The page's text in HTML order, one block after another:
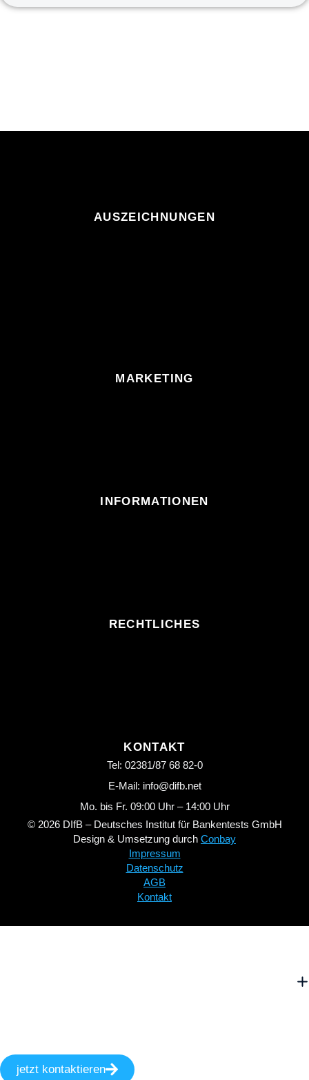
AUSZEICHNUNGEN
MARKETING
INFORMATIONEN
RECHTLICHES
KONTAKT
Tel: 02381/87 68 82-0
E-Mail: info@difb.net
Mo. bis Fr. 09:00 Uhr – 14:00 Uhr
© 2026 DIfB – Deutsches Institut für Bankentests GmbH
Design & Umsetzung durch Conbay
Impressum
Datenschutz
AGB
Kontakt
jetzt kontaktieren